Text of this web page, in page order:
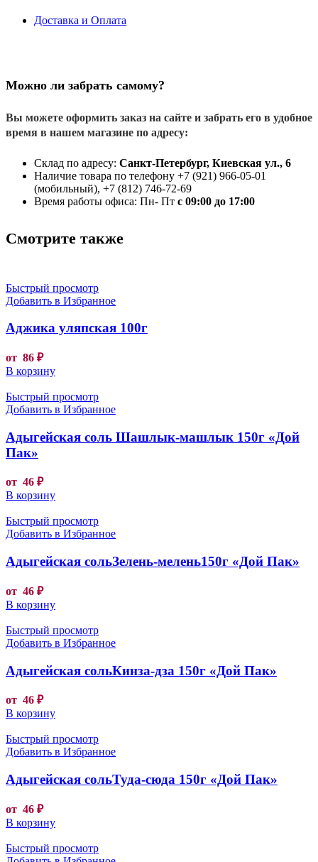
Доставка и Оплата
Можно ли забрать самому?
Вы можете оформить заказ на сайте и забрать его в удобное
время в нашем магазине по адресу:
Склад по адресу: Санкт-Петербург, Киевская ул., 6
Наличие товара по телефону +7 (921) 966-05-01
(мобильный), +7 (812) 746-72-69
Время работы офиса: Пн- Пт с 09:00 до 17:00
Смотрите также
Быстрый просмотр
Добавить в Избранное
Аджика уляпская 100г
от 86 ₽
В корзину
Быстрый просмотр
Добавить в Избранное
Адыгейская соль Шашлык-машлык 150г «Дой
Пак»
от 46 ₽
В корзину
Быстрый просмотр
Добавить в Избранное
Адыгейская сольЗелень-мелень150г «Дой Пак»
от 46 ₽
В корзину
Быстрый просмотр
Добавить в Избранное
Адыгейская сольКинза-дза 150г «Дой Пак»
от 46 ₽
В корзину
Быстрый просмотр
Добавить в Избранное
Адыгейская сольТуда-сюда 150г «Дой Пак»
от 46 ₽
В корзину
Быстрый просмотр